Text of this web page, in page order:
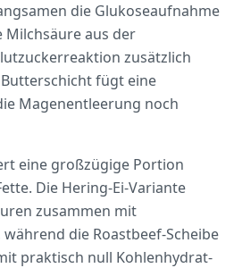
die Glukoseaufnahme
Milchsäure aus der
zusätzlich
fügt eine
Magenentleerung noch
eine großzügige Portion
Die Hering-Ei-Variante
zusammen mit
die Roastbeef-Scheibe
praktisch null Kohlenhydrat-